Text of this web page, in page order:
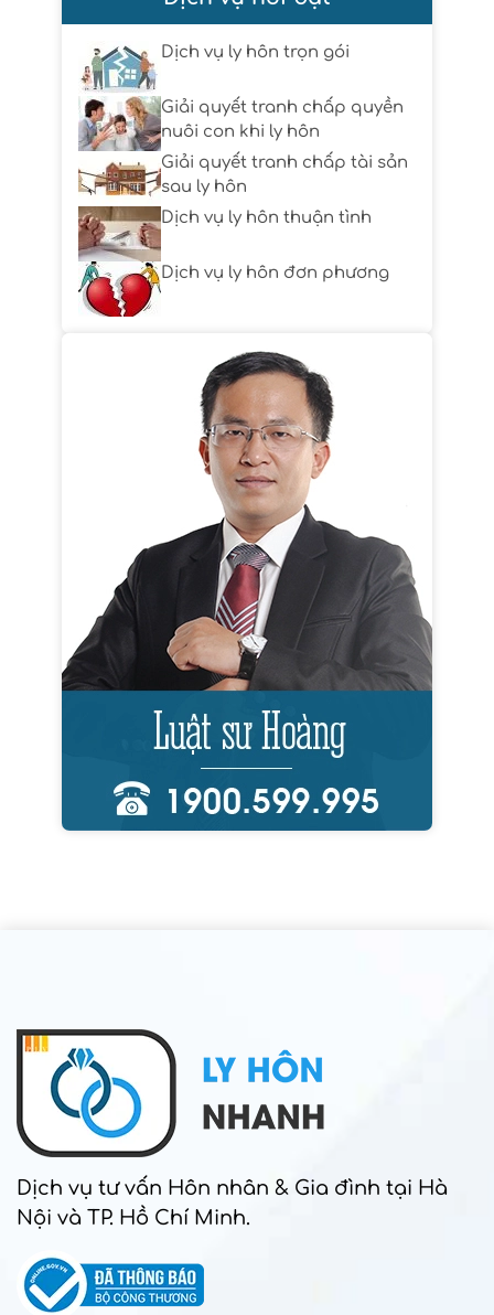
Dịch vụ ly hôn trọn gói
Giải quyết tranh chấp quyền
nuôi con khi ly hôn
Giải quyết tranh chấp tài sản
sau ly hôn
Dịch vụ ly hôn thuận tình
Dịch vụ ly hôn đơn phương
Dịch vụ tư vấn Hôn nhân & Gia đình tại Hà
Nội và TP. Hồ Chí Minh.